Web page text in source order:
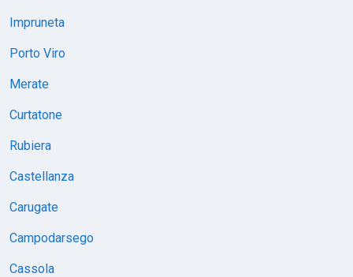
Impruneta
Porto Viro
Merate
Curtatone
Rubiera
Castellanza
Carugate
Campodarsego
Cassola